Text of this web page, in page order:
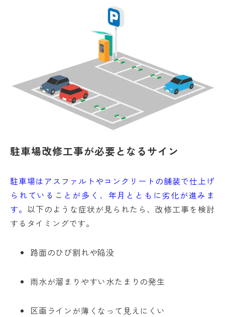
駐車場改修工事が必要となるサイン
駐車場はアスファルトやコンクリートの舗装で仕上げ
られていることが多く、年月とともに劣化が進みま
す。 以下のような症状が見られたら、改修工事を検討
するタイミングです。
路面のひび割れや陥没
雨水が溜まりやすい水たまりの発生
区画ラインが薄くなって見えにくい